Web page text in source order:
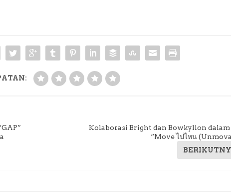
Kolaborasi Bright dan Bowkylion dalam
“Move ไปไหน